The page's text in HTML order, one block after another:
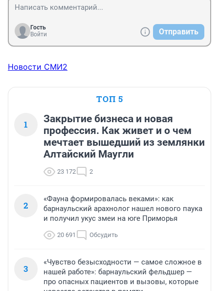
Гость
Войти
Отправить
Новости СМИ2
ТОП 5
1
Закрытие бизнеса и новая
профессия. Как живет и о чем
мечтает вышедший из землянки
Алтайский Маугли
23 172 2
2
«Фауна формировалась веками»: как
барнаульский арахнолог нашел нового паука
и получил укус змеи на юге Приморья
20 691 Обсудить
3
«Чувство безысходности — самое сложное в
нашей работе»: барнаульский фельдшер —
про опасных пациентов и вызовы, которые